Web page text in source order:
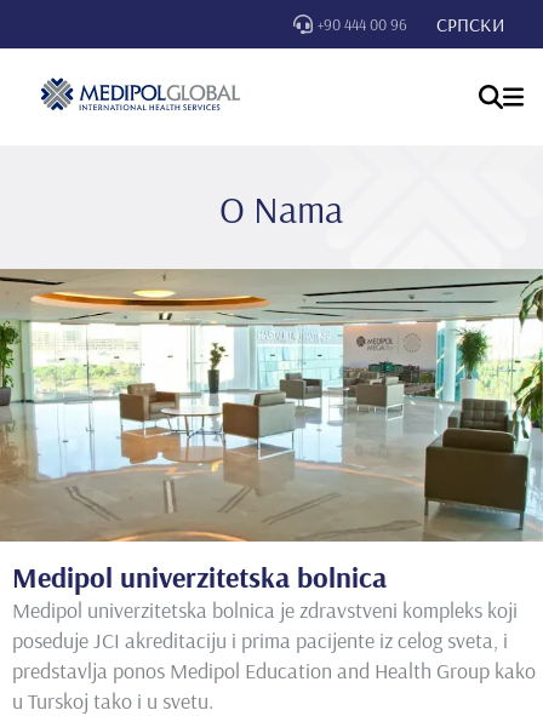
+90 444 00 96 СРПСКИ
O Nama
Medipol univerzitetska bolnica
Medipol univerzitetska bolnica je zdravstveni kompleks koji
poseduje JCI akreditaciju i prima pacijente iz celog sveta, i
predstavlja ponos Medipol Education and Health Group kako
u Turskoj tako i u svetu.